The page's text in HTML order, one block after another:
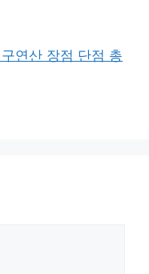
연산 장점 단점 총